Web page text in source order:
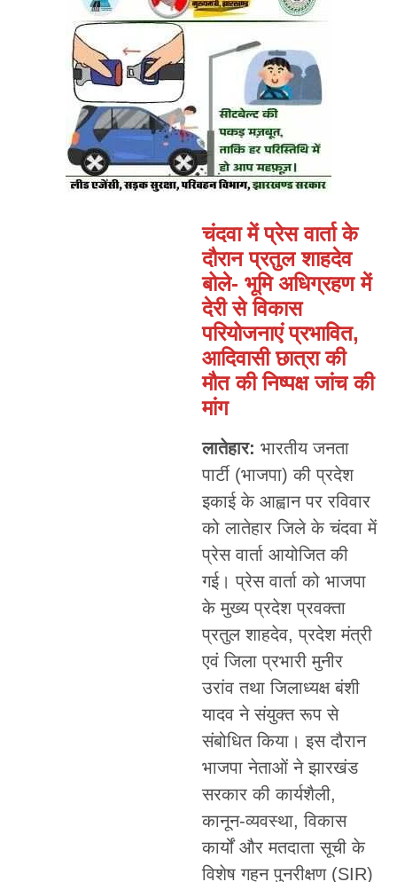
चंदवा में प्रेस वार्ता के
दौरान प्रतुल शाहदेव
बोले- भूमि अधिग्रहण में
देरी से विकास
परियोजनाएं प्रभावित,
आदिवासी छात्रा की
मौत की निष्पक्ष जांच की
मांग
लातेहार: भारतीय जनता
पार्टी (भाजपा) की प्रदेश
इकाई के आह्वान पर रविवार
को लातेहार जिले के चंदवा में
प्रेस वार्ता आयोजित की
गई। प्रेस वार्ता को भाजपा
के मुख्य प्रदेश प्रवक्ता
प्रतुल शाहदेव, प्रदेश मंत्री
एवं जिला प्रभारी मुनीर
उरांव तथा जिलाध्यक्ष बंशी
यादव ने संयुक्त रूप से
संबोधित किया। इस दौरान
भाजपा नेताओं ने झारखंड
सरकार की कार्यशैली,
कानून-व्यवस्था, विकास
कार्यों और मतदाता सूची के
विशेष गहन पुनरीक्षण (SIR)